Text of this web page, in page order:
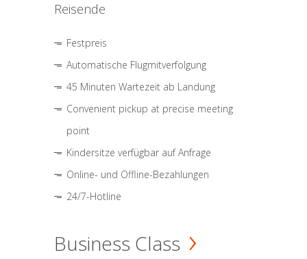
Reisende
Festpreis
Automatische Flugmitverfolgung
45 Minuten Wartezeit ab Landung
Convenient pickup at precise meeting
point
Kindersitze verfügbar auf Anfrage
Online- und Offline-Bezahlungen
24/7-Hotline
Business Class